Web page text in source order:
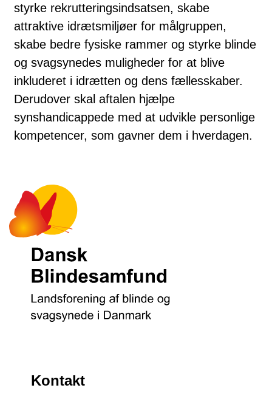
styrke rekrutteringsindsatsen, skabe
attraktive idrætsmiljøer for målgruppen,
skabe bedre fysiske rammer og styrke blinde
og svagsynedes muligheder for at blive
inkluderet i idrætten og dens fællesskaber.
Derudover skal aftalen hjælpe
synshandicappede med at udvikle personlige
kompetencer, som gavner dem i hverdagen.
Kontakt